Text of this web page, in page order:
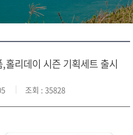
홀리데이 시즌 기획세트 출시
조회 : 35828